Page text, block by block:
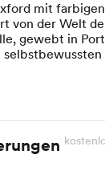
mit
von der Welt
gewebt in
selbstbewussten